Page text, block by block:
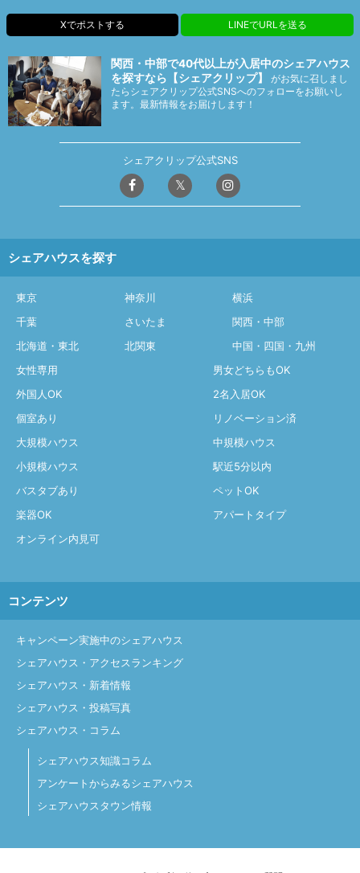
Xでポストする LINEでURLを送る
関西・中部で40代以上が入居中のシェアハウス
を探すなら【シェアクリップ】
がお気に召しまし
たらシェアクリップ公式SNSへのフォローをお願いし
ます。最新情報をお届けします！
シェアクリップ公式SNS
シェアハウスを探す
東京 神奈川
横浜
千葉
さいたま
関西・中部
北海道・東北
北関東
中国・四国・九州
女性専用
男女どちらもOK
外国人OK
2名入居OK
個室あり
リノベーション済
大規模ハウス
中規模ハウス
小規模ハウス
駅近5分以内
バスタブあり
ペットOK
楽器OK
アパートタイプ
オンライン内見可
コンテンツ
キャンペーン実施中のシェアハウス
シェアハウス・アクセスランキング
シェアハウス・新着情報
シェアハウス・投稿写真
シェアハウス・コラム
シェアハウス知識コラム
アンケートからみるシェアハウス
シェアハウスタウン情報